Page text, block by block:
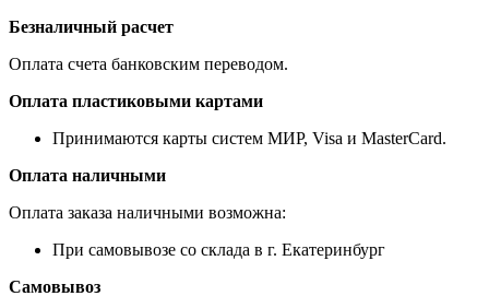
Безналичный расчет
Оплата счета банковским переводом.
Оплата пластиковыми картами
Принимаются карты систем МИР, Visa и MasterCard.
Оплата наличными
Оплата заказа наличными возможна:
При самовывозе со склада в г. Екатеринбург
Самовывоз